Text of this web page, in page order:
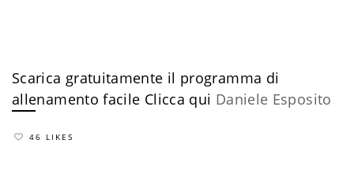
Scarica gratuitamente il programma di
allenamento facile ​Clicca qui Daniele Esposito
46 LIKES